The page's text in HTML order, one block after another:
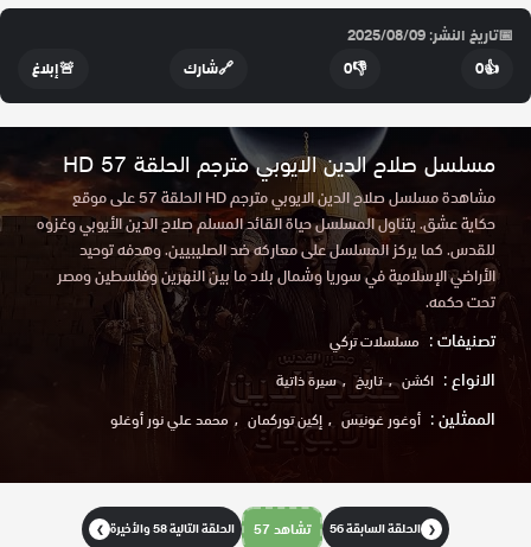
📅تاريخ النشر: 2025/08/09
👍
0
👎
0
🔗شارك 🚨إبلاغ
مسلسل صلاح الدين الايوبي مترجم الحلقة 57 HD
مشاهدة مسلسل صلاح الدين الايوبي مترجم HD الحلقة 57 على موقع
حكاية عشق. يتناول المسلسل حياة القائد المسلم صلاح الدين الأيوبي وغزوه
للقدس. كما يركز المسلسل على معاركه ضد الصليبيين. وهدفه توحيد
الأراضي الإسلامية في سوريا وشمال بلاد ما بين النهرين وفلسطين ومصر
تحت حكمه.
تصنيفات : مسلسلات تركي
الانواع : اكشن تاريخ سيرة ذاتية
الممثلين : أوغور غونيس إكين توركمان محمد علي نور أوغلو
❮ الحلقة السابقة 56 تشاهد 57 الحلقة التالية 58 والأخيرة ❯